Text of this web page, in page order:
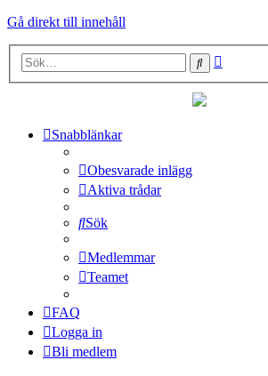
Gå direkt till innehåll
Sök
Snabblänkar
Obesvarade inlägg
Aktiva trådar
Sök
Medlemmar
Teamet
FAQ
Logga in
Bli medlem